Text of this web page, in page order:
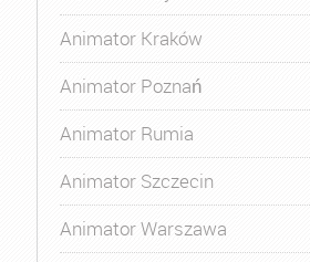
Animator Kraków
Animator Poznań
Animator Rumia
Animator Szczecin
Animator Warszawa